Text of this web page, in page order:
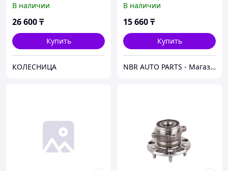
URS190 UZS190 2005-2011
LEXUS IS F USE20
В наличии
26 600₸
Купить
КОЛЕСНИЦА
GS190 2WD
В наличии
15 660₸
Купить
NBR AUTO PARTS - Магазин Автозапчастей